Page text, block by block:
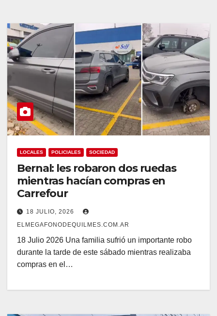
LOCALES POLICIALES SOCIEDAD
Bernal: les robaron dos ruedas
mientras hacían compras en
Carrefour
18 JULIO, 2026
ELMEGAFONODEQUILMES.COM.AR
18 Julio 2026 Una familia sufrió un importante robo
durante la tarde de este sábado mientras realizaba
compras en el…